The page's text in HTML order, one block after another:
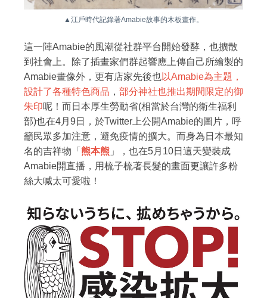
▲江戶時代記錄著Amabie故事的木板畫作。
這一陣Amabie的風潮從社群平台開始發酵，也擴散
到社會上。除了插畫家們群起響應上傳自己所繪製的
Amabie畫像外，更有店家先後也以Amabie為主題，
設計了各種特色商品 ， 部分神社也推出期間限定的御
朱印呢！而日本厚生勞動省(相當於台灣的衛生福利
部)也在4月9日，於Twitter上公開Amabie的圖片，呼
籲民眾多加注意，避免疫情的擴大。而身為日本最知
名的吉祥物「 熊本熊 」，也在5月10日這天變裝成
Amabie開直播，用梳子梳著長髮的畫面更讓許多粉
絲大喊太可愛啦！